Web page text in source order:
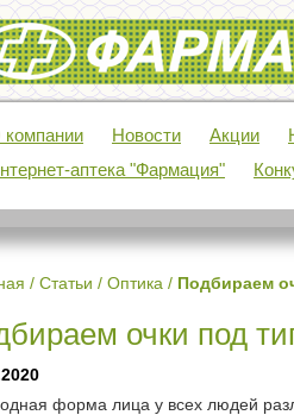
Новости Акции
аптека "Фармация"
/ Статьи / Оптика / Подбираем
очки под
форма лица у всех людей